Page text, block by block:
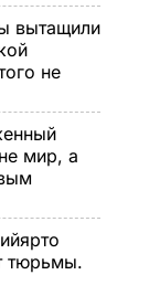
вытащили
не
мир, а
тюрьмы.